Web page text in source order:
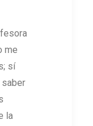
me
sí
la